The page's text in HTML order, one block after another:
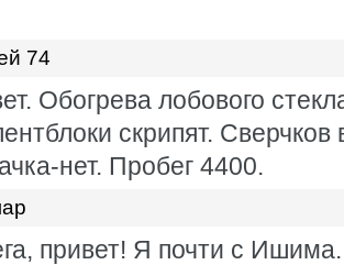
74
Обогрева лобового
скрипят.
нет. Пробег 4400.
привет! Я почти с